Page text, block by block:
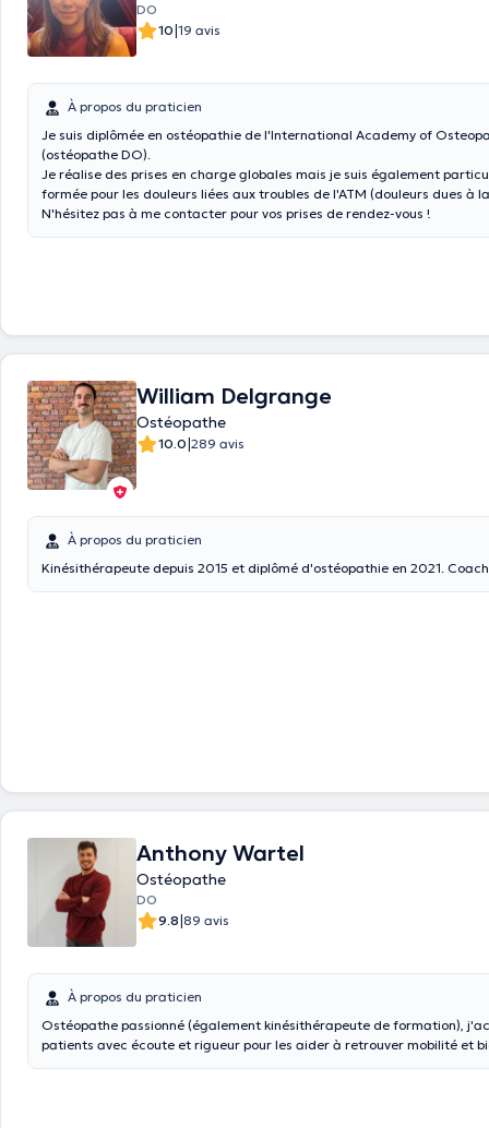
DO
10|19 avis
À propos du praticien
Je suis diplômée en ostéopathie de l'International Academy of
(ostéopathe DO).
Je réalise des prises en charge globales mais je suis également
formée pour les douleurs liées aux troubles de l'ATM (douleurs dues à
N'hésitez pas à me contacter pour vos prises de rendez-vous !
William Delgrange
Ostéopathe
10.0|289 avis
À propos du praticien
Kinésithérapeute depuis 2015 et diplômé d'ostéopathie en 2021. Coach
Anthony Wartel
Ostéopathe
DO
9.8|89 avis
À propos du praticien
Ostéopathe passionné (également kinésithérapeute de formation),
patients avec écoute et rigueur pour les aider à retrouver mobilité et